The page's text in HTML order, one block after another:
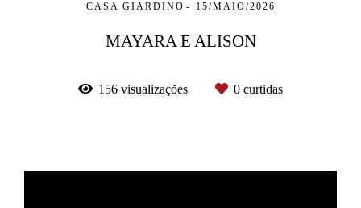
CASA GIARDINO
15/MAIO/2026
MAYARA E ALISON
156 visualizações 0 curtidas